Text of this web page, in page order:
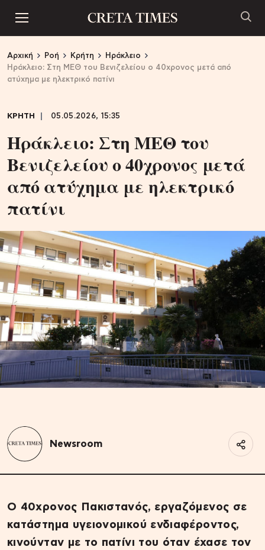
Αρχική Ροή Κρήτη
Ηράκλειο
Ηράκλειο: Στη ΜΕΘ του Βενιζελείου ο 40χρονος μετά από
ατύχημα με ηλεκτρικό πατίνι
ΚΡΗΤΗ 05.05.2026, 15:35
Ηράκλειο: Στη ΜΕΘ του
Βενιζελείου ο 40χρονος μετά
από ατύχημα με ηλεκτρικό
πατίνι
Newsroom
Ο 40χρονος Πακιστανός, εργαζόμενος σε
κατάστημα υγειονομικού ενδιαφέροντος,
κινούνταν με το πατίνι του όταν έχασε τον